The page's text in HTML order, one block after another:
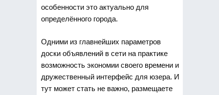
особенности это актуально для
определённого города.
Одними из главнейших параметров
доски объявлений в сети на практике
возможность экономии своего времени и
дружественный интерфейс для юзера. И
тут может стать не важно, размещаете